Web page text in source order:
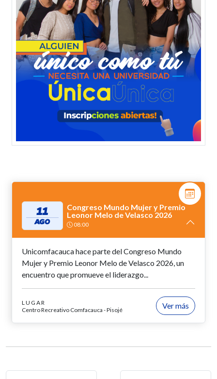
11
AGO
Congreso Mundo Mujer y Premio
Leonor Melo de Velasco 2026
08:00
Unicomfacauca hace parte del Congreso Mundo
Mujer y Premio Leonor Melo de Velasco 2026, un
encuentro que promueve el liderazgo...
LUGAR
Centro Recreativo Comfacauca - Pisojé
Ver más